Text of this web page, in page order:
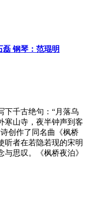
磊 钢琴：范琨明
下千古绝句：“月落乌
寒山寺，夜半钟声到客
创作了同名曲《枫桥
听者在若隐若现的宋明
思叹。《枫桥夜泊》